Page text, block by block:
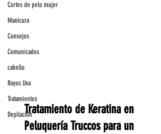
Cortes de pelo mujer
Manicura
Consejos
Comunicados
cabello
Rayos Uva
Tratamientos
DepilaciónTratamiento de Keratina en
Peluquería Truccos para un